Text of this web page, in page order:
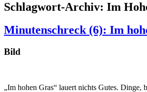
Schlagwort-Archiv: Im
Minutenschreck (6): Im
Bild
„Im hohen Gras“ lauert nichts Gutes. Dinge,